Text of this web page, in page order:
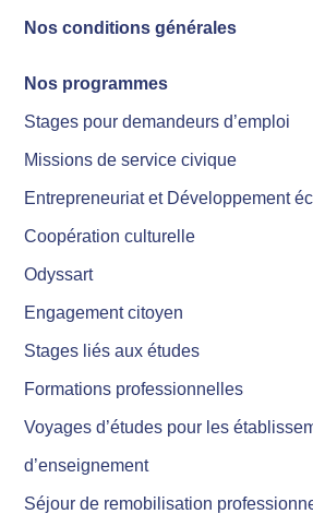
Nos conditions générales
Nos programmes
Stages pour demandeurs d’emploi
Missions de service civique
Entrepreneuriat et Développement
Coopération culturelle
Odyssart
Engagement citoyen
Stages liés aux études
Formations professionnelles
Voyages d’études pour les
d’enseignement
Séjour de remobilisation